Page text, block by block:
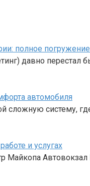
полное
давно перестал
автомобиля
сложную систему,
и услугах
Майкопа